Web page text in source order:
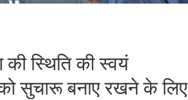
स्थिति की स्वयं
सुचारू बनाए रखने के लिए